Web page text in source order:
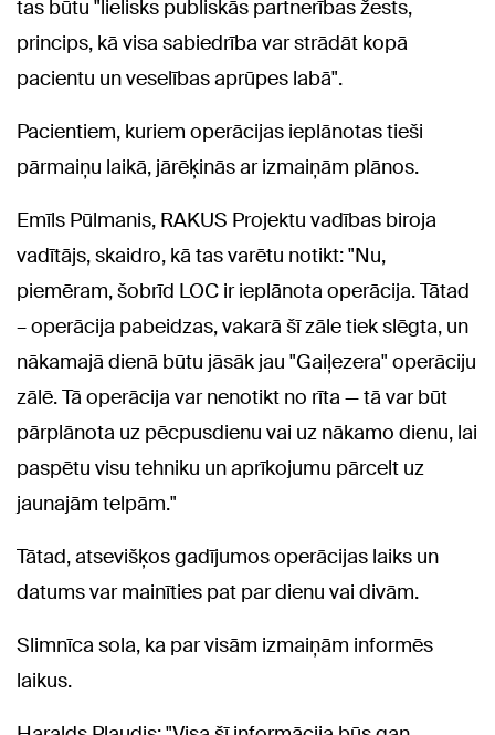
tas būtu "lielisks publiskās partnerības žests,
princips, kā visa sabiedrība var strādāt kopā
pacientu un veselības aprūpes labā".
Pacientiem, kuriem operācijas ieplānotas tieši
pārmaiņu laikā, jārēķinās ar izmaiņām plānos.
Emīls Pūlmanis, RAKUS Projektu vadības biroja
vadītājs, skaidro, kā tas varētu notikt: "Nu,
piemēram, šobrīd LOC ir ieplānota operācija. Tātad
– operācija pabeidzas, vakarā šī zāle tiek slēgta, un
nākamajā dienā būtu jāsāk jau "Gaiļezera" operāciju
zālē. Tā operācija var nenotikt no rīta — tā var būt
pārplānota uz pēcpusdienu vai uz nākamo dienu, lai
paspētu visu tehniku un aprīkojumu pārcelt uz
jaunajām telpām."
Tātad, atsevišķos gadījumos operācijas laiks un
datums var mainīties pat par dienu vai divām.
Slimnīca sola, ka par visām izmaiņām informēs
laikus.